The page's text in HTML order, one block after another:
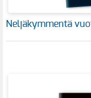
Neljäkymmentä